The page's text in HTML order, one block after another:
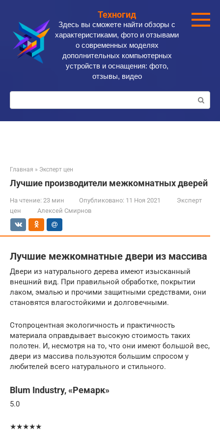
контенту
Техногид
Здесь вы сможете найти обзоры с
характеристиками, фото и отзывами
о современных моделях
дополнительных компьютерных
устройств и оснащения: фото,
отзывы, видео
Поиск:
Главная » Эксперт цен
Лучшие производители межкомнатных дверей
На чтение: 23 мин Опубликовано: 11 Ноя 2021
Эксперт
цен
Алексей Смирнов
Лучшие межкомнатные двери из массива
Двери из натурального дерева имеют изысканный
внешний вид. При правильной обработке, покрытии
лаком, эмалью и прочими защитными средствами, они
становятся влагостойкими и долговечными.
Стопроцентная экологичность и практичность
материала оправдывает высокую стоимость таких
полотен. И, несмотря на то, что они имеют большой вес,
двери из массива пользуются большим спросом у
любителей всего натурального и стильного.
Blum Industry, «Ремарк»
5.0
★★★★★